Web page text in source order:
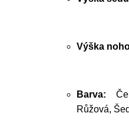
Výška
Barva:
Růžová,